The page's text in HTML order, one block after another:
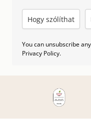
You can unsubscribe
Privacy Policy.